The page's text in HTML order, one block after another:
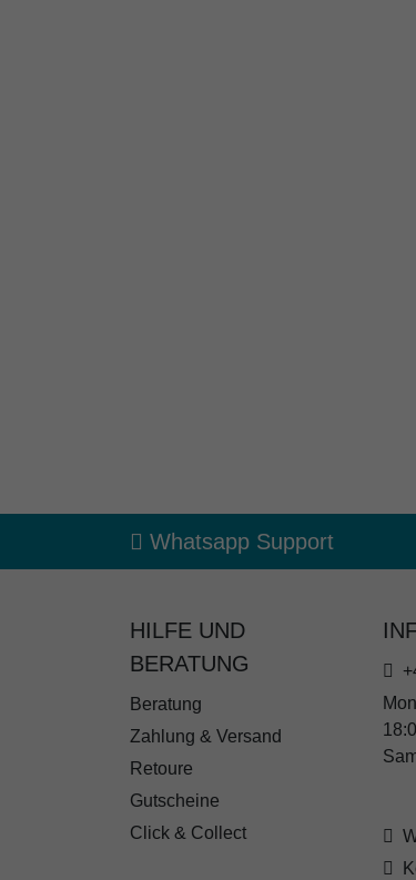
Whatsapp Support
HILFE UND
BERATUNG
Beratung
Zahlung & Versand
Retoure
Gutscheine
Click & Collect